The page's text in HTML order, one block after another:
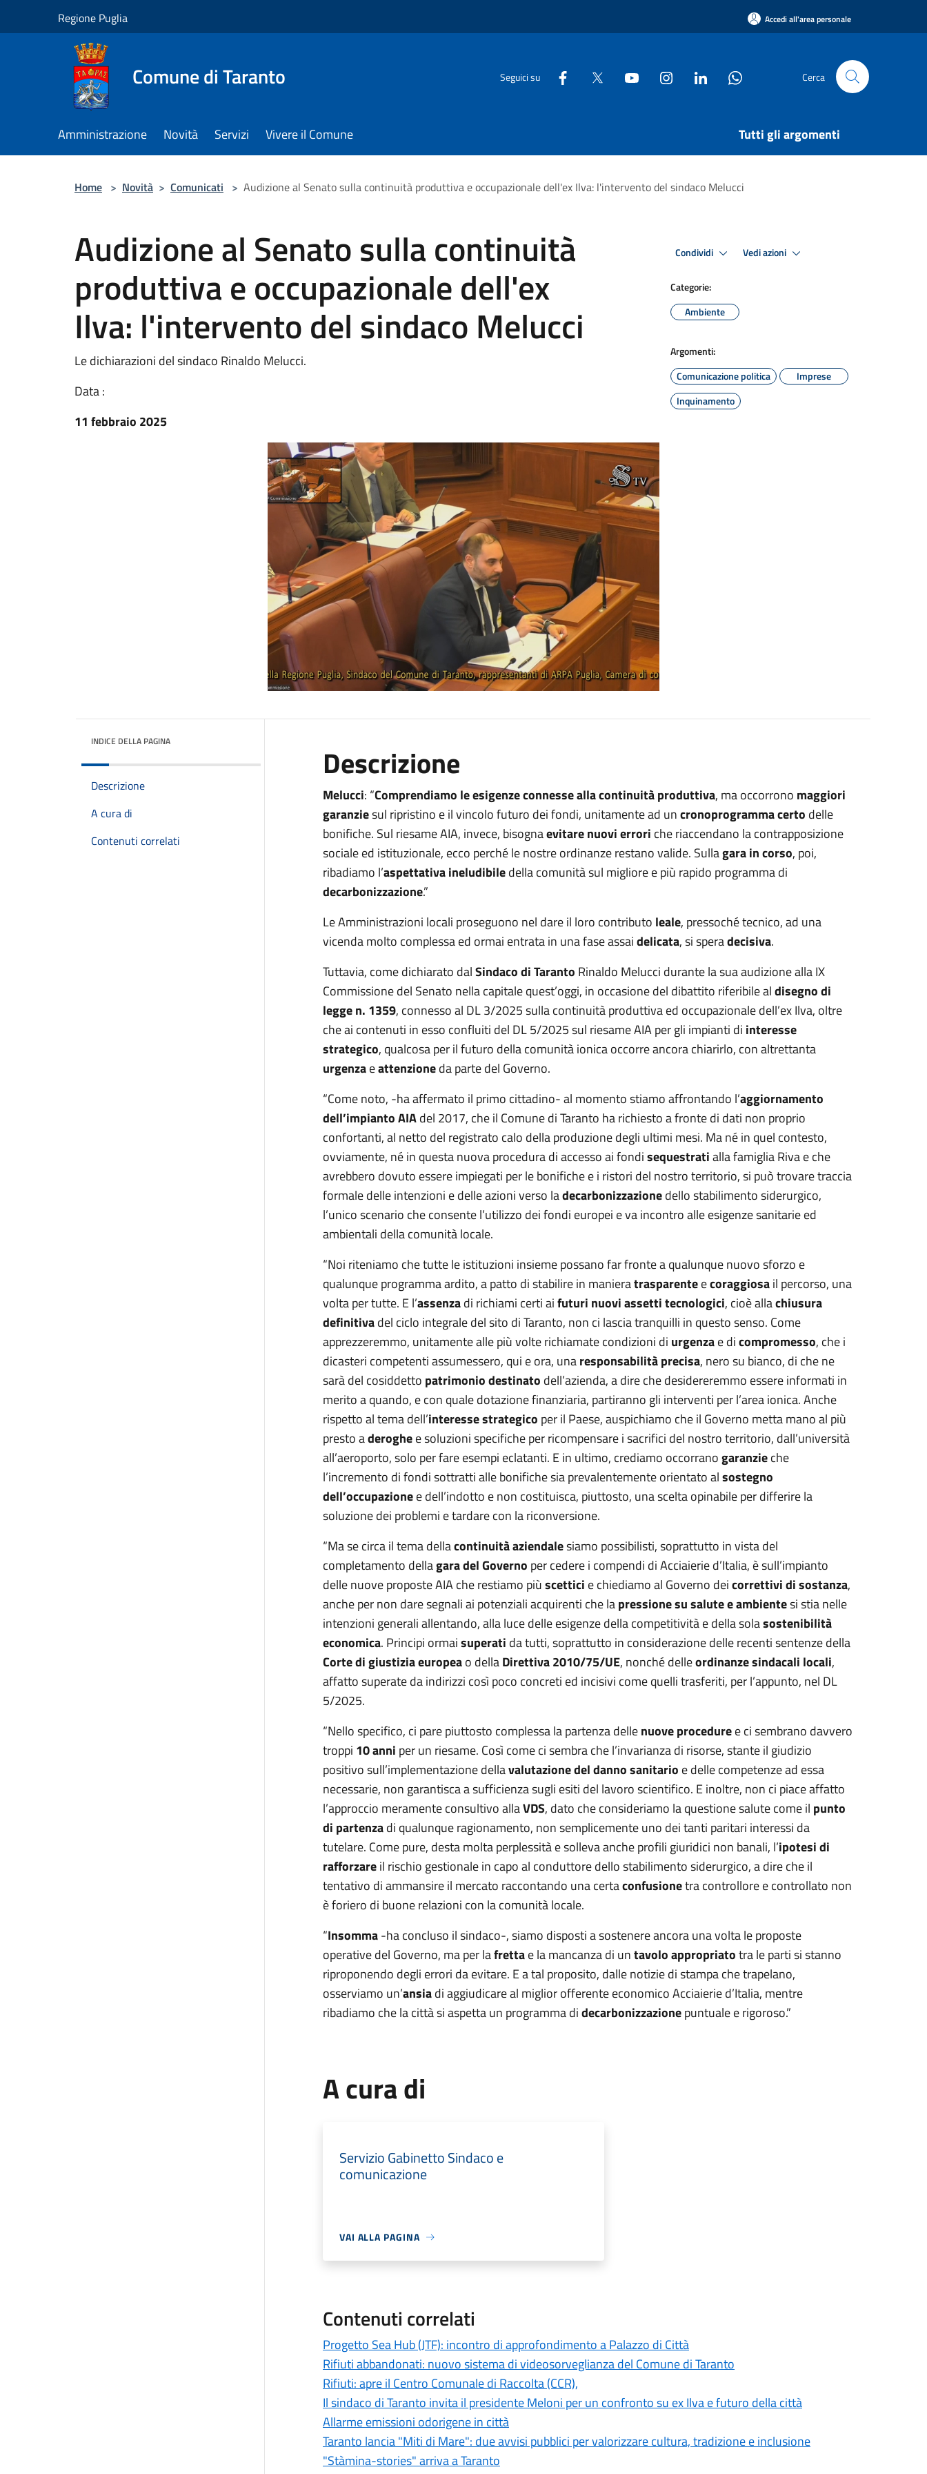
Regione Puglia Accedi all'area personale
Comune di Taranto Seguici su Cerca
Amministrazione Novità Servizi Vivere il Comune Tutti gli argomenti
Home > Novità > Comunicati > Audizione al Senato sulla continuità produttiva e occupazionale dell'ex Ilva: l'intervento del sindaco Melucci
Audizione al Senato sulla continuità
produttiva e occupazionale dell'ex
Ilva: l'intervento del sindaco Melucci
Le dichiarazioni del sindaco Rinaldo Melucci.
Data :
11 febbraio 2025
Condividi Vedi azioni
Categorie:
Ambiente
Argomenti:
Comunicazione politica
Imprese
Inquinamento
INDICE DELLA PAGINA
Descrizione
A cura di
Contenuti correlati
Descrizione
Melucci: “Comprendiamo le esigenze connesse alla continuità produttiva, ma occorrono maggiori
garanziesul ripristino e il vincolo futuro dei fondi, unitamente ad uncronoprogramma certo delle
bonifiche. Sul riesame AIA, invece, bisognaevitare nuovi errori che riaccendano la contrapposizione
sociale ed istituzionale, ecco perché le nostre ordinanze restano valide. Sullagara in corso, poi,
ribadiamo l’aspettativa ineludibiledella comunità sul migliore e più rapido programma di
decarbonizzazione.”
Le Amministrazioni locali proseguono nel dare il loro contributo leale, pressoché tecnico, ad una
vicenda molto complessa ed ormai entrata in una fase assaidelicata, si speradecisiva.
Tuttavia, come dichiarato dalSindaco di Taranto Rinaldo Melucci durante la sua audizione alla IX
Commissione del Senato nella capitale quest’oggi, in occasione del dibattito riferibile aldisegno di
legge n. 1359, connesso al DL 3/2025 sulla continuità produttiva ed occupazionale dell’ex Ilva, oltre
che ai contenuti in esso confluiti del DL 5/2025 sul riesame AIA per gli impianti di interesse
strategico, qualcosa per il futuro della comunità ionica occorre ancora chiarirlo, con altrettanta
urgenzaeattenzioneda parte del Governo.
“Come noto, -ha affermato il primo cittadino- al momento stiamo affrontando l’aggiornamento
dell’impianto AIAdel 2017, che il Comune di Taranto ha richiesto a fronte di dati non proprio
confortanti, al netto del registrato calo della produzione degli ultimi mesi. Ma né in quel contesto,
ovviamente, né in questa nuova procedura di accesso ai fondisequestratialla famiglia Riva e che
avrebbero dovuto essere impiegati per le bonifiche e i ristori del nostro territorio, si può trovare traccia
formale delle intenzioni e delle azioni verso ladecarbonizzazionedello stabilimento siderurgico,
l’unico scenario che consente l’utilizzo dei fondi europei e va incontro alle esigenze sanitarie ed
ambientali della comunità locale.
“Noi riteniamo che tutte le istituzioni insieme possano far fronte a qualunque nuovo sforzo e
qualunque programma ardito, a patto di stabilire in manieratrasparenteecoraggiosail percorso, una
volta per tutte. E l’assenzadi richiami certi aifuturi nuovi assetti tecnologici, cioè allachiusura
definitivadel ciclo integrale del sito di Taranto, non ci lascia tranquilli in questo senso. Come
apprezzeremmo, unitamente alle più volte richiamate condizioni di urgenzae dicompromesso, che i
dicasteri competenti assumessero, qui e ora, unaresponsabilità precisa, nero su bianco, di che ne
sarà del cosiddetto patrimonio destinato dell’azienda, a dire che desidereremmo essere informati in
merito a quando, e con quale dotazione finanziaria, partiranno gli interventi per l’area ionica. Anche
rispetto al tema dell’interesse strategico per il Paese, auspichiamo che il Governo metta mano al più
presto aderoghee soluzioni specifiche per ricompensare i sacrifici del nostro territorio, dall’università
all’aeroporto, solo per fare esempi eclatanti. E in ultimo, crediamo occorranogaranzieche
l’incremento di fondi sottratti alle bonifiche sia prevalentemente orientato alsostegno
dell’occupazionee dell’indotto e non costituisca, piuttosto, una scelta opinabile per differire la
soluzione dei problemi e tardare con la riconversione.
“Ma se circa il tema dellacontinuità aziendalesiamo possibilisti, soprattutto in vista del
completamento dellagara del Governo per cedere i compendi di Acciaierie d’Italia, è sull’impianto
delle nuove proposte AIA che restiamo piùscettici e chiediamo al Governo deicorrettivi di sostanza,
anche per non dare segnali ai potenziali acquirenti che lapressione su salute e ambientesi stia nelle
intenzioni generali allentando, alla luce delle esigenze della competitività e della solasostenibilità
economica. Principi ormaisuperati da tutti, soprattutto in considerazione delle recenti sentenze della
Corte di giustizia europeao dellaDirettiva 2010/75/UE, nonché delleordinanze sindacali locali,
affatto superate da indirizzi così poco concreti ed incisivi come quelli trasferiti, per l’appunto, nel DL
5/2025.
“Nello specifico, ci pare piuttosto complessa la partenza dellenuove proceduree ci sembrano davvero
troppi 10 anni per un riesame. Così come ci sembra che l’invarianza di risorse, stante il giudizio
positivo sull’implementazione dellavalutazione del danno sanitario e delle competenze ad essa
necessarie, non garantisca a sufficienza sugli esiti del lavoro scientifico. E inoltre, non ci piace affatto
l’approccio meramente consultivo allaVDS, dato che consideriamo la questione salute come il punto
di partenzadi qualunque ragionamento, non semplicemente uno dei tanti paritari interessi da
tutelare. Come pure, desta molta perplessità e solleva anche profili giuridici non banali, l’ipotesi di
rafforzareil rischio gestionale in capo al conduttore dello stabilimento siderurgico, a dire che il
tentativo di ammansire il mercato raccontando una certaconfusionetra controllore e controllato non
è foriero di buone relazioni con la comunità locale.
“Insomma-ha concluso il sindaco-, siamo disposti a sostenere ancora una volta le proposte
operative del Governo, ma per lafrettae la mancanza di untavolo appropriatotra le parti si stanno
riproponendo degli errori da evitare. E a tal proposito, dalle notizie di stampa che trapelano,
osserviamo un’ansiadi aggiudicare al miglior offerente economico Acciaierie d’Italia, mentre
ribadiamo che la città si aspetta un programma didecarbonizzazionepuntuale e rigoroso.”
A cura di
Servizio Gabinetto Sindaco e
comunicazione
VAI ALLA PAGINA
Contenuti correlati
Progetto Sea Hub (JTF): incontro di approfondimento a Palazzo di Città
Rifiuti abbandonati: nuovo sistema di videosorveglianza del Comune di Taranto
Rifiuti: apre il Centro Comunale di Raccolta (CCR),
Il sindaco di Taranto invita il presidente Meloni per un confronto su ex Ilva e futuro della città
Allarme emissioni odorigene in città
Taranto lancia "Miti di Mare": due avvisi pubblici per valorizzare cultura, tradizione e inclusione
"Stàmina-stories" arriva a Taranto